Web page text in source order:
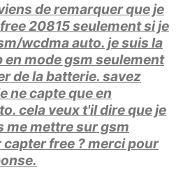
de remarquer que je
20815 seulement si je
wcdma auto. je suis la
mode gsm seulement
de la batterie. savez
ne capte que en
cela veux t'il dire que je
me mettre sur gsm
free ? merci pour